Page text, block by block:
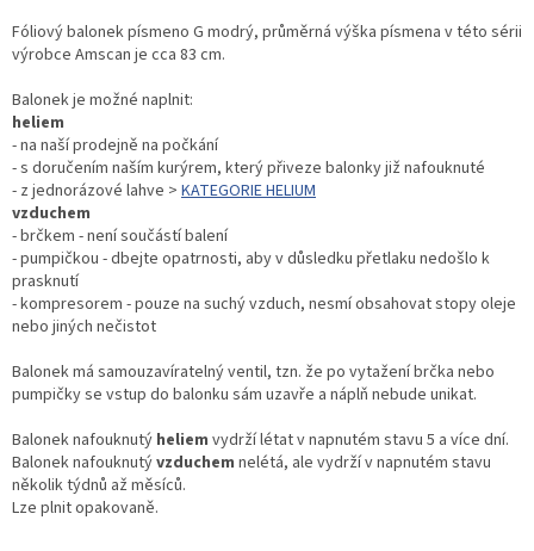
Fóliový balonek písmeno G modrý, průměrná výška písmena v této sérii
výrobce Amscan je cca 83 cm.
Balonek je možné naplnit:
heliem
- na naší prodejně na počkání
- s doručením naším kurýrem, který přiveze balonky již nafouknuté
- z jednorázové lahve > KATEGORIE HELIUM
vzduchem
- brčkem - není součástí balení
- pumpičkou - dbejte opatrnosti, aby v důsledku přetlaku nedošlo k
prasknutí
- kompresorem - pouze na suchý vzduch, nesmí obsahovat stopy oleje
nebo jiných nečistot
Balonek má samouzavíratelný ventil, tzn. že po vytažení brčka nebo
pumpičky se vstup do balonku sám uzavře a náplň nebude unikat.
Balonek nafouknutý heliem vydrží létat v napnutém stavu 5 a více dní.
Balonek nafouknutývzduchem nelétá, ale vydrží v napnutém stavu
několik týdnů až měsíců.
Lze plnit opakovaně.